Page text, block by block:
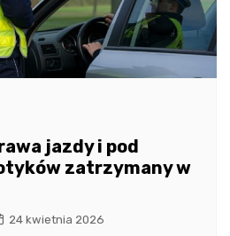
jazdy i pod
zatrzymany w
24 kwietnia 2026